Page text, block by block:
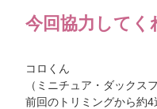
今回協力して
コロくん
（ミニチュア・ダックス
前回のトリミングから約4